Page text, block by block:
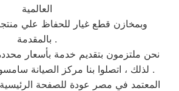
العالمية
وبمخازن قطع غيار للحفاظ علي
بالمقدمة .
نحن ملتزمون بتقديم خدمة بأسعار
. لذلك ، اتصلوا بنا مركز الصيانة
المعتمد في مصر عودة للصفحة